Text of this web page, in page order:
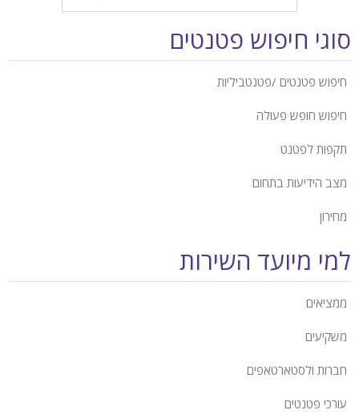
סוגי חיפוש פטנטים
חיפוש פטנטים /פטנטביליות
חיפוש חופש פעולה
תקפות לפטנט
מצב הידיעות בתחום
מחירון
למי מיועד השירות
ממציאים
משקיעים
חברות ולסטארטאפים
עורכי פטנטים